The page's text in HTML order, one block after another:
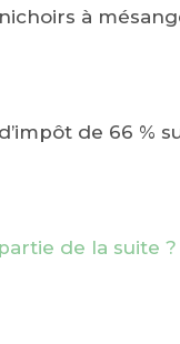
à
de 66 %
de la suite ?